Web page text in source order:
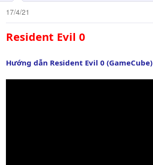
17/4/21
Resident Evil 0
Hướng dẫn Resident Evil 0 (GameCube)